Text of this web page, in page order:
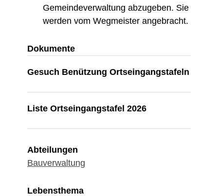
Gemeindeverwaltung abzugeben. Sie
werden vom Wegmeister angebracht.
Dokumente
Gesuch Benützung Ortseingangstafeln
Liste Ortseingangstafel 2026
Abteilungen
Bauverwaltung
Lebensthema